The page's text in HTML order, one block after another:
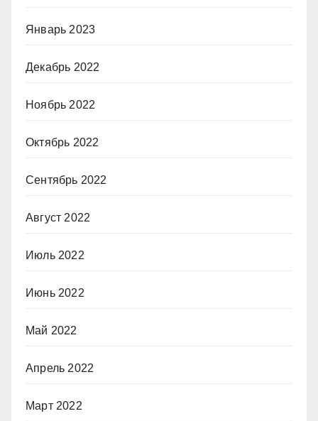
Январь 2023
Декабрь 2022
Ноябрь 2022
Октябрь 2022
Сентябрь 2022
Август 2022
Июль 2022
Июнь 2022
Май 2022
Апрель 2022
Март 2022